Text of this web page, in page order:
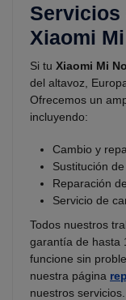
Servicios
Xiaomi
Si tu Xiaomi Mi
del altavoz,
Ofrecemos un
incluyendo:
Cambio y
Sustitución
Reparación
Servicio de
Todos nuestros
garantía de hasta
funcione sin
nuestra página
nuestros servicios.